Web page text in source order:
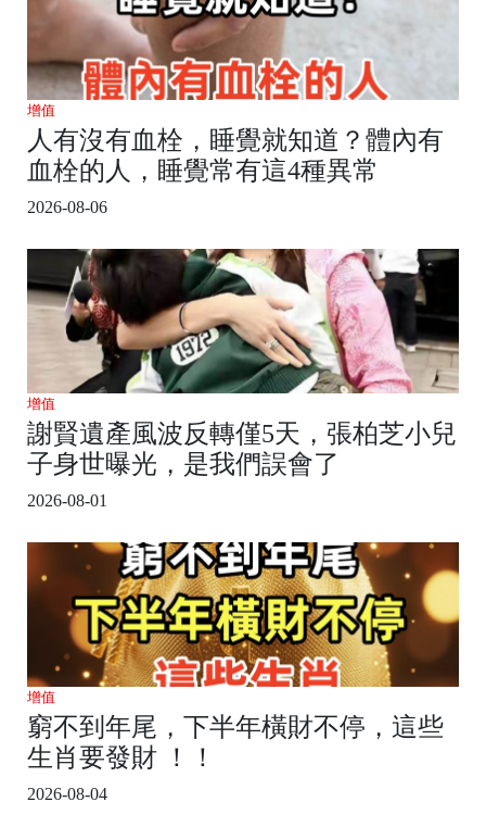
增值
人有沒有血栓，睡覺就知道？體內有
血栓的人，睡覺常有這4種異常
2026-08-06
增值
謝賢遺產風波反轉僅5天，張柏芝小兒
子身世曝光，是我們誤會了
2026-08-01
增值
窮不到年尾，下半年橫財不停，這些
生肖要發財 ！！
2026-08-04